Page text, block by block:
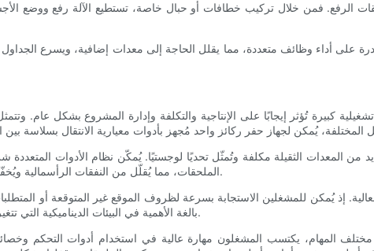
الرفع. فمن خلال تركيب خطافات أو حبال خاصة، تستطيع الآلة رفع ووضع
على أداء وظائف متعددة، مما يقلل الحاجة إلى معدات إضافية، ويسرع
كبيرة تُؤثر إيجابًا على الإنتاجية والتكلفة وإدارة المشروع بشكل عام.
من المعدات الثقيلة مكلفة وتُمثّل تحديًا لوجستيًا. يُمكّن نظام الأدوات
الملحقات، مما يُقلّل من النفقات الرأسمالية ويُخفّض الحاجة إلى ساحات تخزين كبيرة وورش صيانة ومركبات نقل.
إذ يُمكن للمشغلين الاستجابة بسرعة لظروف الموقع غير المتوقعة أو
بالغة الأهمية في البيئات الديناميكية التي تتغير فيها ظروف التربة ونطاق المشروع والجداول الزمنية باستمرار.
المهام، يكتسب المشغلون مهارة عالية في استخدام أدوات التحكم